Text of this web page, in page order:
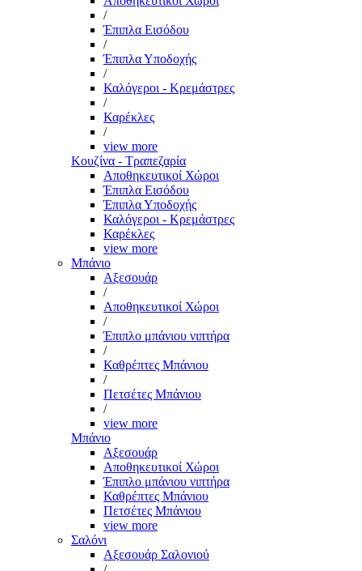
/
Έπιπλα Εισόδου
/
Έπιπλα Υποδοχής
/
Καλόγεροι - Κρεμάστρες
/
Καρέκλες
/
view more
Κουζίνα - Τραπεζαρία
Αποθηκευτικοί Χώροι
Έπιπλα Εισόδου
Έπιπλα Υποδοχής
Καλόγεροι - Κρεμάστρες
Καρέκλες
view more
Μπάνιο
Αξεσουάρ
/
Αποθηκευτικοί Χώροι
/
Έπιπλο μπάνιου νιπτήρα
/
Καθρέπτες Μπάνιου
/
Πετσέτες Μπάνιου
/
view more
Μπάνιο
Αξεσουάρ
Αποθηκευτικοί Χώροι
Έπιπλο μπάνιου νιπτήρα
Καθρέπτες Μπάνιου
Πετσέτες Μπάνιου
view more
Σαλόνι
Αξεσουάρ Σαλονιού